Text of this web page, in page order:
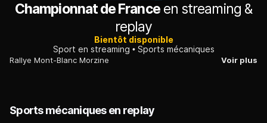
Championnat de Franceen streaming &
replay
Bientôt disponible
Sport en streaming
Sports mécaniques
Rallye Mont-Blanc Morzine Voir plus
Sports mécaniques en replay